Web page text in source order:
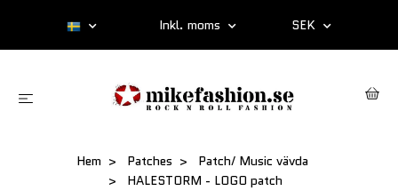
Inkl. moms SEK
Hem Patches
Patch/ Music vävda
HALESTORM - LOGO patch